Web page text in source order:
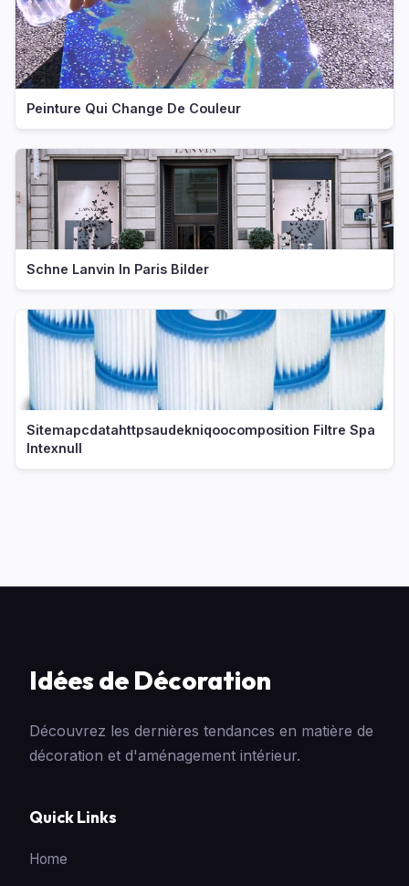
Peinture Qui Change De Couleur
Schne Lanvin In Paris Bilder
Sitemapcdatahttpsaudekniqoocomposition Filtre Spa
Intexnull
Idées de Décoration
Découvrez les dernières tendances en matière de
décoration et d'aménagement intérieur.
Quick Links
Home